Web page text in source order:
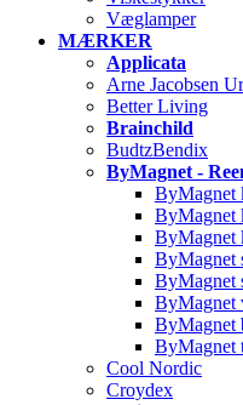
Væglamper
MÆRKER
Applicata
Arne Jacobsen
Better Living
Brainchild
BudtzBendix
ByMagnet -
ByMagnet
ByMagnet
ByMagnet
ByMagnet
ByMagnet
ByMagnet
ByMagnet
ByMagnet
Cool Nordic
Croydex